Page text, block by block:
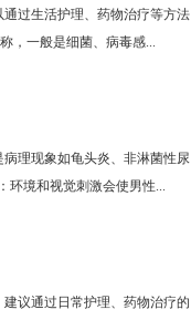
过生活护理、药物治疗等方法
，一般是细菌、病毒感...
理现象如龟头炎、非淋菌性尿
环境和视觉刺激会使男性...
议通过日常护理、药物治疗的